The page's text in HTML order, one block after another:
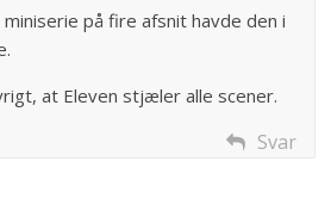
på fire afsnit havde den i
at Eleven stjæler alle scener.
Svar